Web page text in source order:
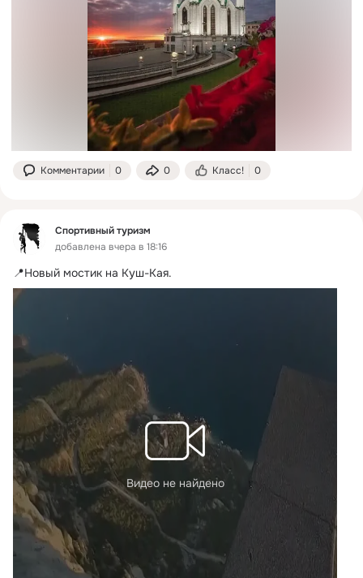
Комментарии 0 0 Класс! 0
Спортивный туризм
добавлена вчера в 18:16
📍Новый мостик на Куш-Кая.
Видео не найдено